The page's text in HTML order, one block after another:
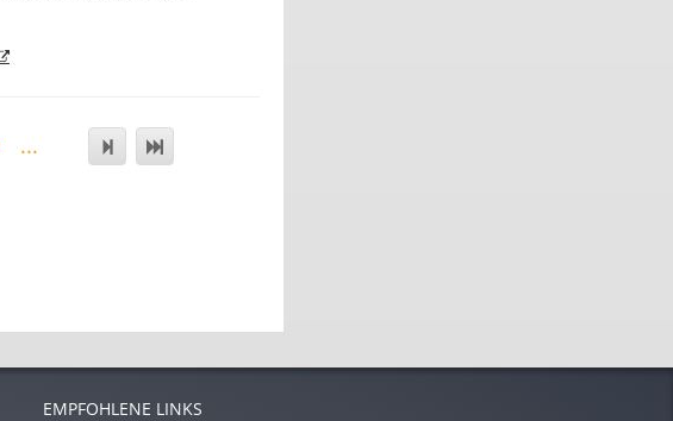
...
EMPFOHLENE LINKS